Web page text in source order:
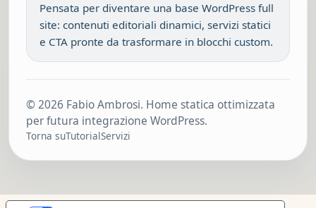
Pensata per diventare una base WordPress full
site: contenuti editoriali dinamici, servizi statici
e CTA pronte da trasformare in blocchi custom.
© 2026 Fabio Ambrosi. Home statica ottimizzata
per futura integrazione WordPress.
Torna suTutorialServizi